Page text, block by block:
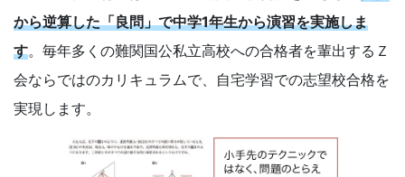
から逆算した「良問」で中学1年生から演習を実施しま
す。毎年多くの難関国公私立高校への合格者を輩出するＺ
会ならではのカリキュラムで、自宅学習での志望校合格を
実現します。